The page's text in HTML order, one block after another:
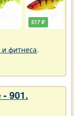
517 ₽
фитнеса.
901.